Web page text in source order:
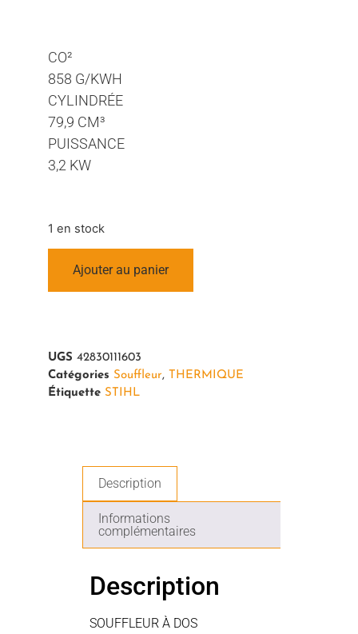
CO²
858 G/KWH
CYLINDRÉE
79,9 CM³
PUISSANCE
3,2 KW
1 en stock
Ajouter au panier
UGS 42830111603
Catégories Souffleur, THERMIQUE
Étiquette STIHL
Description
Informations
complémentaires
Description
SOUFFLEUR À DOS